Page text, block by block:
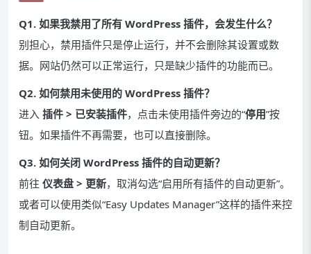
Q1. 如果我禁用了所有 WordPress 插件，会发生什么？
别担心，禁用插件只是停止运行，并不会删除其设置或数
据。网站仍然可以正常运行，只是缺少插件的功能而已。
Q2. 如何禁用未使用的 WordPress 插件？
进入 插件 > 已安装插件，点击未使用插件旁边的“停用”按
钮。如果插件不再需要，也可以直接删除。
Q3. 如何关闭 WordPress 插件的自动更新？
前往 仪表盘 > 更新，取消勾选“启用所有插件的自动更新”。
或者可以使用类似“Easy Updates Manager”这样的插件来控
制自动更新。